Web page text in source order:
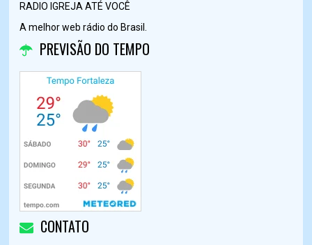
RADIO IGREJA ATÉ VOCÊ
A melhor web rádio do Brasil.
PREVISÃO DO TEMPO
CONTATO